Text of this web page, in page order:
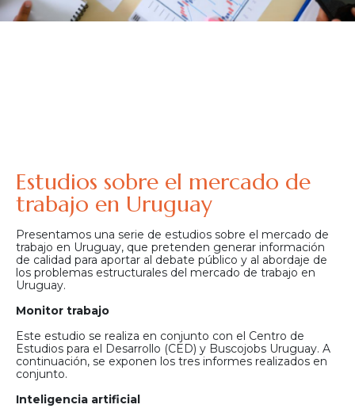
Estudios sobre el mercado de
trabajo en Uruguay
Presentamos una serie de estudios sobre el mercado de
trabajo en Uruguay, que pretenden generar información
de calidad para aportar al debate público y al abordaje de
los problemas estructurales del mercado de trabajo en
Uruguay.
Monitor trabajo
Este estudio se realiza en conjunto con el Centro de
Estudios para el Desarrollo (CED) y Buscojobs Uruguay. A
continuación, se exponen los tres informes realizados en
conjunto.
Inteligencia artificial